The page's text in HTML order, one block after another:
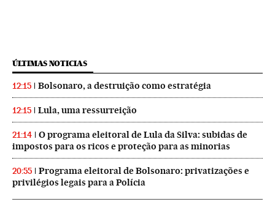
ÚLTIMAS NOTICIAS
12:15 Bolsonaro, a destruição como estratégia
12:15 Lula, uma ressurreição
21:14
O programa eleitoral de Lula da Silva: subidas de
impostos para os ricos e proteção para as minorias
20:55
Programa eleitoral de Bolsonaro: privatizações e
privilégios legais para a Polícia